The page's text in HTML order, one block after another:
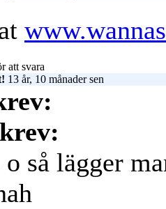
att svara
13 år, 10 månader sen
så lägger